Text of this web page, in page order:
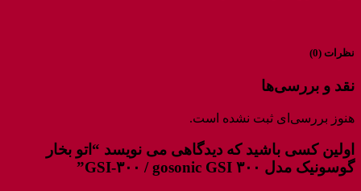
نظرات (0)
نقد و بررسی‌ها
هنوز بررسی‌ای ثبت نشده است.
اولین کسی باشید که دیدگاهی می نویسد “اتو بخار
گوسونیک مدل GSI-۳۰۰ / gosonic GSI ۳۰۰”